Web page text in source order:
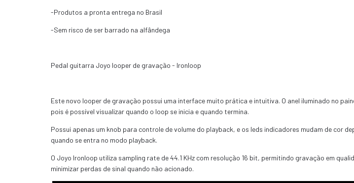
-Produtos a pronta entrega no Brasil
-Sem risco de ser barrado na alfândega
Pedal guitarra Joyo looper de gravação - Ironloop
Este novo looper de gravação possui uma interface muito prática e intuitiva. O anel iluminado no
pois é possível visualizar quando o loop se inicia e quando termina.
Possui apenas um knob para controle de volume do playback, e os leds indicadores mudam de cor
quando se entra no modo playback.
O Joyo Ironloop utiliza sampling rate de 44.1 KHz com resolução 16 bit, permitindo gravação em
minimizar perdas de sinal quando não acionado.